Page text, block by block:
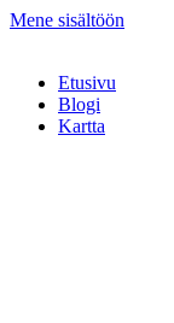
Mene sisältöön
Etusivu
Blogi
Kartta